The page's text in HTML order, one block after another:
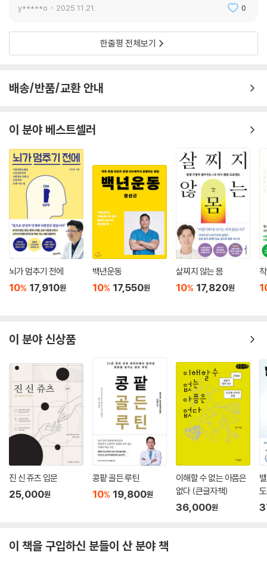
음챙김을 통해 도파민이 늘어나면 집중력이나 사고의 유연성이 높아지고,
세로토닌의 대사물인 멜라토닌이 증가해 수면의 질이 향상됩니다.
또한 세로토닌이 증가함에 따라 항 스트레스 호르몬인 코르티솔과 노르아
보겠습니다.
우선 도파민은 목표를 정하고 그것을 달성하고자 할 때 분비되죠. ‘일’이라
는 관점에서 보자면, 특히 하고 있는 일이 즐겁다라고 느낄 때 많이 분비됩
니다.
‘일이 즐겁다니 말도 안 돼’라는 목소리가 들려오는 듯하네요.
설령 즐겁지 않더라도 조금이라도 ‘즐길 수 있는’ 방법을 생각해보세요. 단
조롭고 지루하다면 ‘오늘은 한 시간 동안 여기까지 해 봐야지’ 하고 목표를
정해 놓고 시작하면 목표 달성을 위해 도파민이 분비되면서 의욕도 생겨날
겁니다.
--- p.241
y*****o 2025.11.21. 0
한줄평 전체보기
배송/반품/교환 안내
이 분야 베스트셀러
뇌가 멈추기 전에
10% 17,910원
백년운동
10% 17,550원
살찌지 않는 몸
10% 17,820원
이 분야 신상품
진 신 쥬츠 입문
25,000원
콩팥 골든 루틴
10% 19,800원
이해할 수 없는 아픔은
없다 (큰글자책)
36,000원
이 책을 구입하신 분들이 산 분야 책